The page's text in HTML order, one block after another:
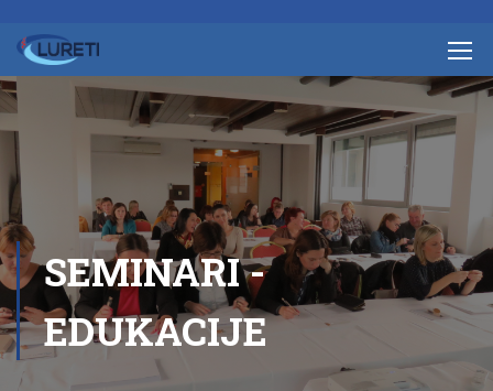
SEMINARI -
EDUKACIJE